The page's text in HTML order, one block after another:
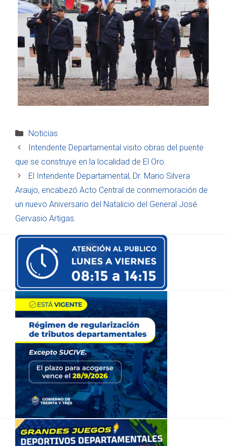
Categorías
Noticias
Intendente Departamental visito obras del puente
que se construye en la localidad de El Oro.
El Intendente Departamental, Dr. Mario Silvera
Araujo, encabezó Acto Central de conmemoración de
un nuevo Aniversario del Natalicio del General José
Gervasio Artigas.